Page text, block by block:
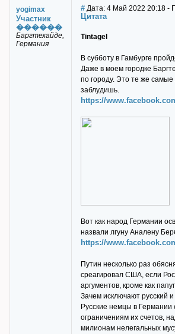
yogimax
Участник
������
Баргтехайде,
Германия
# Дата: 4 Май 2022 20:18 -
Цитата
Tintagel
В субботу в Гамбурге
Даже в моем городке
по городу. Это те же
заблудишь.
https://
Вот как народ Германии
назвали лгуну Аналену
https://
Путин несколько раз
среагировал США, если
аргументов, кроме как
Зачем исключают русский
Русские немцы в Германии
ограничениям их счетов,
милионам нелегальных